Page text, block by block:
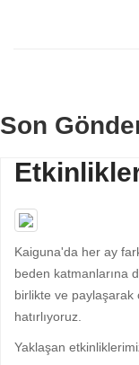
Son
Kaiguna'da her ay
beden katmanlarına
birlikte ve paylaşarak
hatırlıyoruz.
Yaklaşan